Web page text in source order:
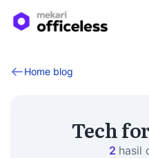
Home blog
Tech
2 hasil